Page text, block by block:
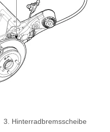
3. Hinterradbremsscheibe